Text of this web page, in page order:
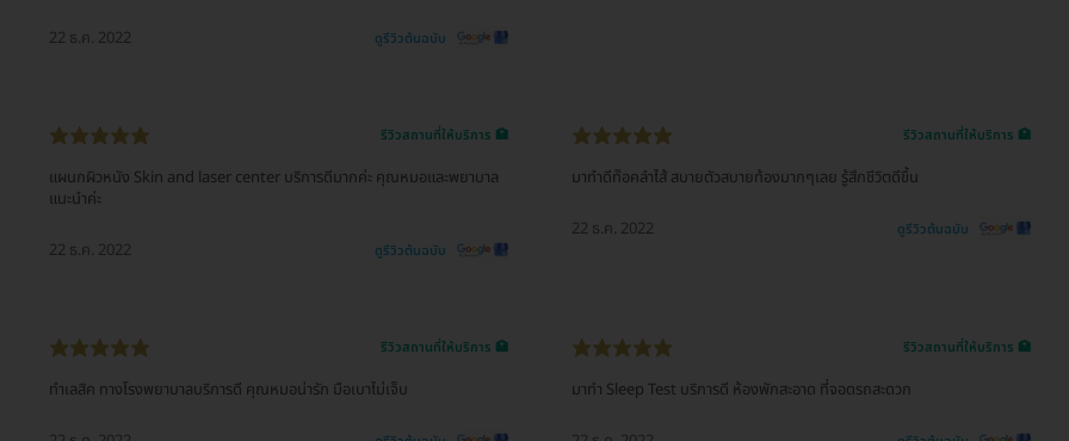
22 ธ.ค. 2022 ดูรีวิวต้นฉบับ
รีวิวสถานที่ให้บริการ 🏥
แผนกผิวหนัง Skin and laser center บริการดีมากค่ะ คุณหมอและพยาบาล
แนะนำค่ะ
22 ธ.ค. 2022 ดูรีวิวต้นฉบับ
รีวิวสถานที่ให้บริการ 🏥
มาทำดีท๊อคลำไส้ สบายตัวสบายท้องมากๆเลย รู้สึกชีวิตดีขึ้น
22 ธ.ค. 2022 ดูรีวิวต้นฉบับ
รีวิวสถานที่ให้บริการ 🏥
ทำเลสิค ทางโรงพยาบาลบริการดี คุณหมอน่ารัก มือเบาไม่เจ็บ
รีวิวสถานที่ให้บริการ 🏥
มาทำ Sleep Test บริการดี ห้องพักสะอาด ที่จอดรถสะดวก